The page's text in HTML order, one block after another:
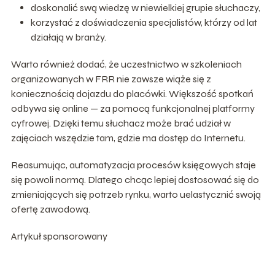
doskonalić swą wiedzę w niewielkiej grupie słuchaczy,
korzystać z doświadczenia specjalistów, którzy od lat
działają w branży.
Warto również dodać, że uczestnictwo w szkoleniach
organizowanych w FRR nie zawsze wiąże się z
koniecznością dojazdu do placówki. Większość spotkań
odbywa się online — za pomocą funkcjonalnej platformy
cyfrowej. Dzięki temu słuchacz może brać udział w
zajęciach wszędzie tam, gdzie ma dostęp do Internetu.
Reasumując, automatyzacja procesów księgowych staje
się powoli normą. Dlatego chcąc lepiej dostosować się do
zmieniających się potrzeb rynku, warto uelastycznić swoją
ofertę zawodową.
Artykuł sponsorowany